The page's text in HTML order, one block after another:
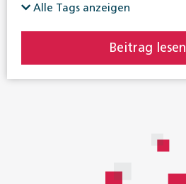
Alle Tags anzeigen
Beitrag lesen